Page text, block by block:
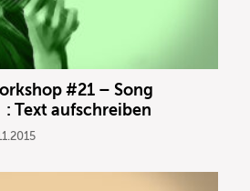
#21 – Song
Text aufschreiben